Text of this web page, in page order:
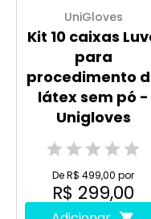
UniGloves
Kit 10 caixas Luva
para
procedimento de
látex sem pó -
Unigloves
De R$ 499,00 por
R$ 299,00